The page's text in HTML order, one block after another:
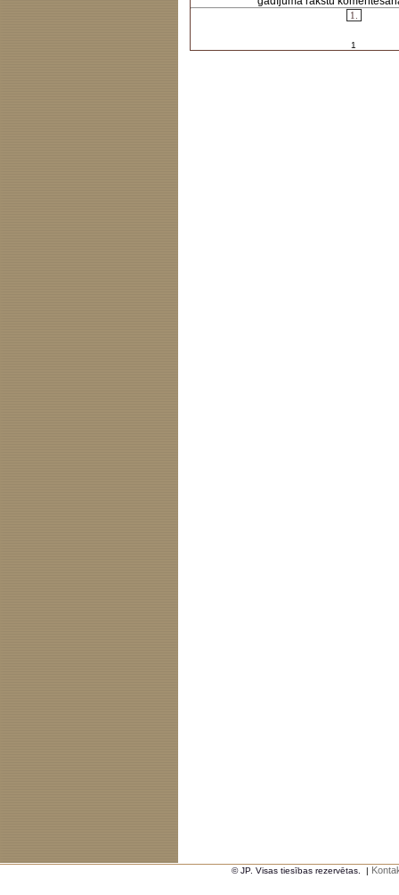
1.
1
© JP. Visas tiesības rezervētas. |